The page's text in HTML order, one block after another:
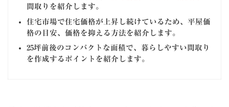
間取りを紹介します。
住宅市場で住宅価格が上昇し続けているため、平屋価
格の目安、価格を抑える方法を紹介します。
25坪前後のコンパクトな面積で、暮らしやすい間取り
を作成するポイントを紹介します。